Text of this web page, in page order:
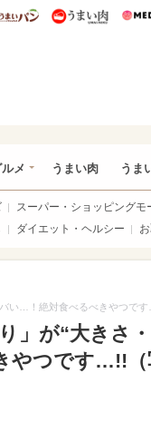
特集
いめし うまいパン うま
メ うまい肉 うま
スーパー・ショッピングモ
ダイエット・ヘルシー
バい…！絶対食べるべきやつで
」が“大きさ
やつです…!!（